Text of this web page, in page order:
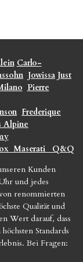
Carlo-
Jowissa Just
Pierre
Frederique
Alpine
Maserati
Q&Q
Kunden
und jedes
renommierten
Qualität und
Wert darauf, dass
Standards
Bei Fragen: